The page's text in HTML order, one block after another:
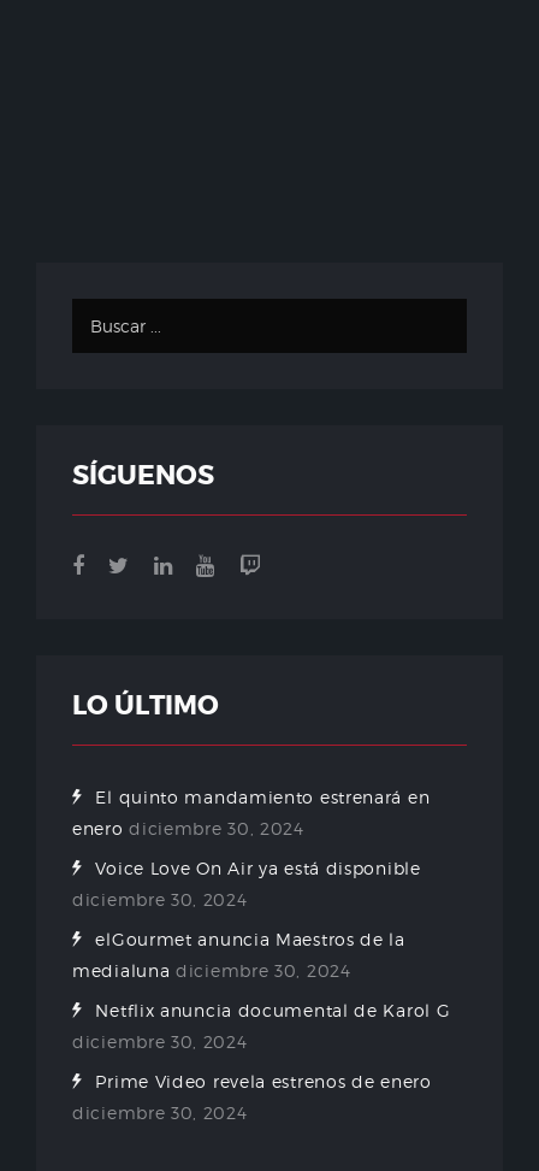
SÍGUENOS
LO ÚLTIMO
El quinto mandamiento estrenará en
enero diciembre 30, 2024
Voice Love On Air ya está disponible
diciembre 30, 2024
elGourmet anuncia Maestros de la
medialuna diciembre 30, 2024
Netflix anuncia documental de Karol G
diciembre 30, 2024
Prime Video revela estrenos de enero
diciembre 30, 2024